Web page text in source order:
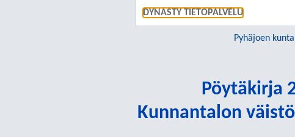
DYNASTY TIETOPALVELU
Pyhäjoen kunta
Pöytäkirja
Kunnantalon